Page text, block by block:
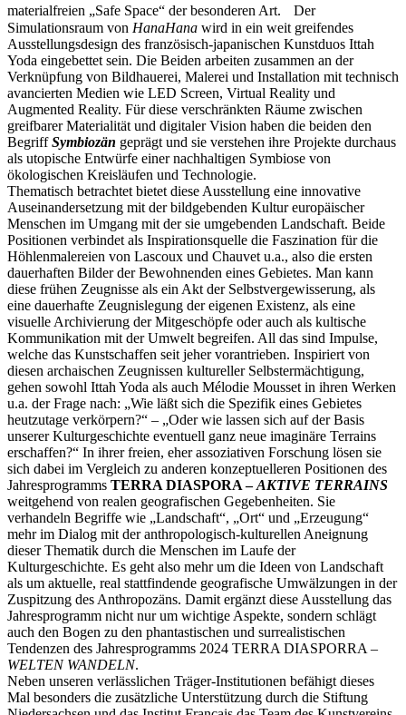
materialfreien „Safe Space“ der besonderen Art. Der
Simulationsraum von HanaHana wird in ein weit greifendes
Ausstellungsdesign des französisch-japanischen Kunstduos Ittah
Yoda eingebettet sein. Die Beiden arbeiten zusammen an der
Verknüpfung von Bildhauerei, Malerei und Installation mit technisch
avancierten Medien wie LED Screen, Virtual Reality und
Augmented Reality. Für diese verschränkten Räume zwischen
greifbarer Materialität und digitaler Vision haben die beiden den
BegriffSymbiozän geprägt und sie verstehen ihre Projekte durchaus
als utopische Entwürfe einer nachhaltigen Symbiose von
ökologischen Kreisläufen und Technologie.
Thematisch betrachtet bietet diese Ausstellung eine innovative
Auseinandersetzung mit der bildgebenden Kultur europäischer
Menschen im Umgang mit der sie umgebenden Landschaft. Beide
Positionen verbindet als Inspirationsquelle die Faszination für die
Höhlenmalereien von Lascoux und Chauvet u.a., also die ersten
dauerhaften Bilder der Bewohnenden eines Gebietes. Man kann
diese frühen Zeugnisse als ein Akt der Selbstvergewisserung, als
eine dauerhafte Zeugnislegung der eigenen Existenz, als eine
visuelle Archivierung der Mitgeschöpfe oder auch als kultische
Kommunikation mit der Umwelt begreifen. All das sind Impulse,
welche das Kunstschaffen seit jeher vorantrieben. Inspiriert von
diesen archaischen Zeugnissen kultureller Selbstermächtigung,
gehen sowohl Ittah Yoda als auch Mélodie Mousset in ihren Werken
u.a. der Frage nach: „Wie läßt sich die Spezifik eines Gebietes
heutzutage verkörpern?“ – „Oder wie lassen sich auf der Basis
unserer Kulturgeschichte eventuell ganz neue imaginäre Terrains
erschaffen?“ In ihrer freien, eher assoziativen Forschung lösen sie
sich dabei im Vergleich zu anderen konzeptuelleren Positionen des
Jahresprogramms TERRA DIASPORA –AKTIVE TERRAINS
weitgehend von realen geografischen Gegebenheiten. Sie
verhandeln Begriffe wie „Landschaft“, „Ort“ und „Erzeugung“
mehr im Dialog mit der anthropologisch-kulturellen Aneignung
dieser Thematik durch die Menschen im Laufe der
Kulturgeschichte. Es geht also mehr um die Ideen von Landschaft
als um aktuelle, real stattfindende geografische Umwälzungen in der
Zuspitzung des Anthropozäns. Damit ergänzt diese Ausstellung das
Jahresprogramm nicht nur um wichtige Aspekte, sondern schlägt
auch den Bogen zu den phantastischen und surrealistischen
Tendenzen des Jahresprogramms 2024 TERRA DIASPORRA –
WELTEN WANDELN.
Neben unseren verlässlichen Träger-Institutionen befähigt dieses
Mal besonders die zusätzliche Unterstützung durch die Stiftung